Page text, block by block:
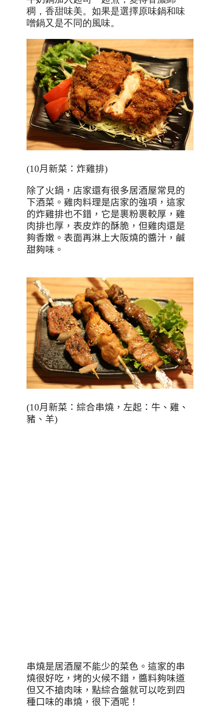
稠，香甜味美。如果是選擇原味鍋和味
噌鍋又是不同的風味。
(10月新菜：炸雞排)
除了火鍋，店家還有很多居酒屋常見的
下酒菜。雞肉料理是店家的強項，這家
的炸雞排也不錯，它是裹粉裹較厚，雞
肉排也厚，表皮炸的酥脆，但雞肉還是
夠香嫩。表面再淋上大阪燒的醬汁，鹹
甜夠味。
(10月新菜：綜合串燒，左起：牛、雞、
豬、羊)
串燒是居酒屋不能少的菜色。這家的串
燒很好吃，烤的火候不錯，醬料夠味道
但又不搶肉味，點綜合盤就可以吃到四
種口味的串燒，很下酒呢！